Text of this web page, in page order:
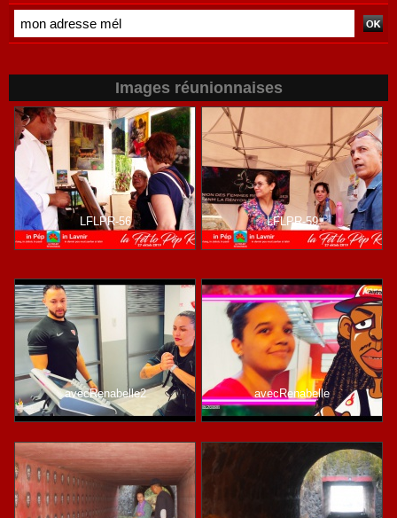
Images réunionnaises
LFLPR-56 LFLPR-59
avecRenabelle2 avecRenabelle